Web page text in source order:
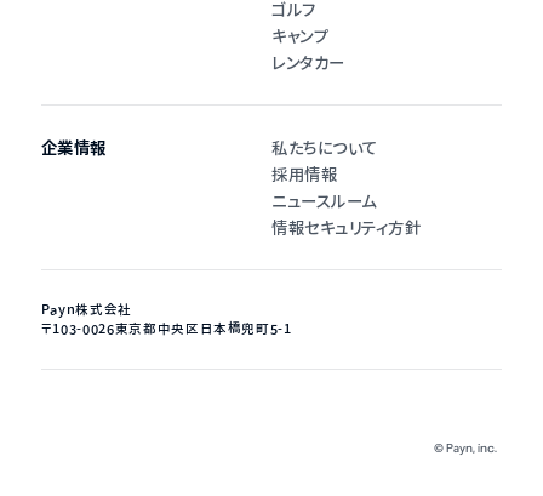
©︎ Payn, inc.
ゴルフ
キャンプ
レンタカー
企業情報
私たちについて
採用情報
ニュースルーム
情報セキュリティ方針
Payn株式会社
〒103-0026東京都中央区日本橋兜町5-1